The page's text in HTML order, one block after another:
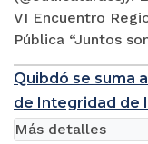
VI Encuentro
Pública “Juntos
Quibdó se suma
de Integridad de
Más detalles